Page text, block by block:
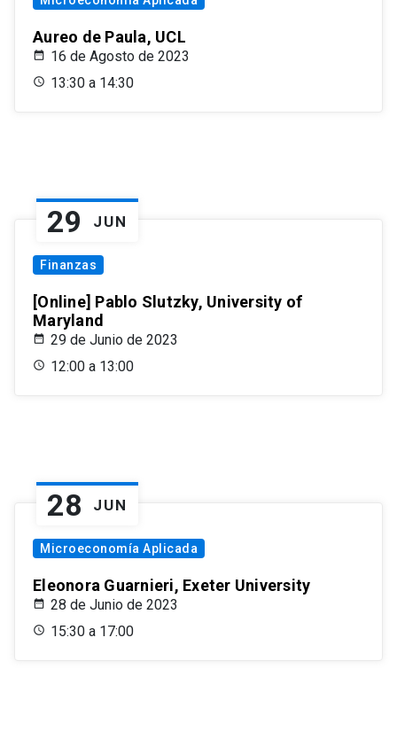
Aureo de Paula, UCL
16 de Agosto de 2023
13:30 a 14:30
29 JUN
Finanzas
[Online] Pablo Slutzky, University of
Maryland
29 de Junio de 2023
12:00 a 13:00
28 JUN
Microeconomía Aplicada
Eleonora Guarnieri, Exeter University
28 de Junio de 2023
15:30 a 17:00